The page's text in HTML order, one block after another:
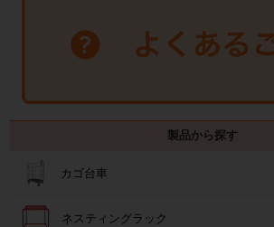
製品から探す
カゴ台車
ネスティングラック